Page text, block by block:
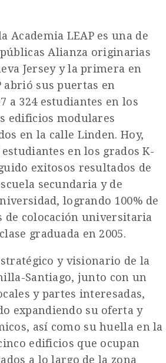
Academia LEAP es una de
Alianza originarias
Jersey y la primera en
abrió sus puertas en
a 324 estudiantes en los
edificios modulares
en la calle Linden. Hoy,
estudiantes en los grados K-
exitosos resultados de
secundaria y de
logrando 100% de
de colocación universitaria
graduada en 2005.
y visionario de la
Santiago, junto con un
y partes interesadas,
expandiendo su oferta y
así como su huella en la
edificios que ocupan
a lo largo de la zona